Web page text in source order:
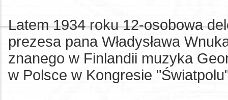
Latem 1934 roku 12-osobowa
prezesa pana Władysława
znanego w Finlandii muzyka
w Polsce w Kongresie